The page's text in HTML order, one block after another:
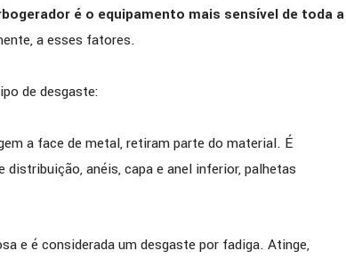
é o equipamento mais sensível de toda a
a esses fatores.
de desgaste:
a face de metal, retiram parte do material. É
anéis, capa e anel inferior, palhetas
e é considerada um desgaste por fadiga. Atinge,